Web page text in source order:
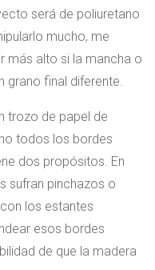
será de poliuretano
mucho, me
más alto si la mancha o
final diferente.
trozo de papel de
todos los bordes
dos propósitos. En
sufran pinchazos o
los estantes
esos bordes
de que la madera